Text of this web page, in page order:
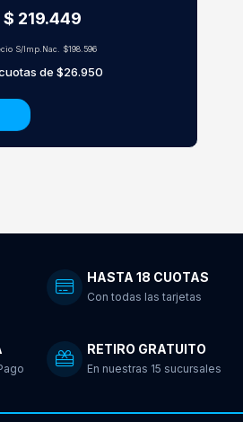
$ 219.449
S/Imp.Nac. $198.596
de $26.950
HASTA 18 CUOTAS
Con todas las tarjetas
RETIRO GRATUITO
En nuestras 15 sucursales